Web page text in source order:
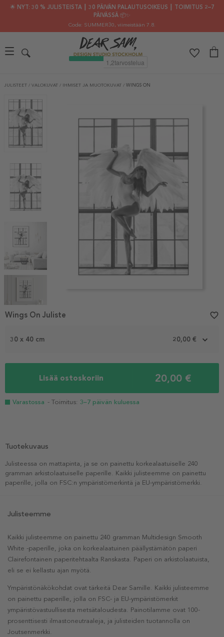
🌟 NYT: 30 % JULISTEISTA ┃ 30 PÄIVÄN PALAUTUSOIKEUS ┃ TOIMITUS 2–7
PÄIVÄSSÄ 📦✨
Code: SUMMER30, viimeistään 7.8.
JULISTEET / VALOKUVAT / IHMISET JA MUOTOKUVAT / WINGS ON
1
30 x 40 cm 20,00 €
Lisää ostoskoriin 20,00 €
Varastossa - Toimitus: 3–7 päivän kuluessa
Wings On Juliste favorite_border
Tuotekuvaus
Julisteessa on mattapinta, ja se on painettu korkealaatuiselle 240
gramman arkistolaatuiselle paperille. Kaikki julisteemme on painettu
paperille, jolla on FSC:n ympäristömerkintä ja EU-ympäristömerkki.
Julisteemme
Kaikki julisteemme on painettu 240 gramman Multidesign Smooth
White -paperille, joka on korkealaatuinen päällystämätön paperi
Clairefontainen paperitehtaalta Ranskasta. Paperi on arkistolaatuista,
eli se ei kellastu ajan myötä.
Ympäristönäkökohdat ovat tärkeitä Dear Samille. Kaikki julisteemme
on painettu paperille, jolla on FSC- ja EU-ympäristömerkit
ympäristövastuullisesta metsätaloudesta. Painotilamme ovat 100-
prosenttisesti ilmastoneutraaleja, ja julisteiden tuotannolla on
Joutsenmerkki.